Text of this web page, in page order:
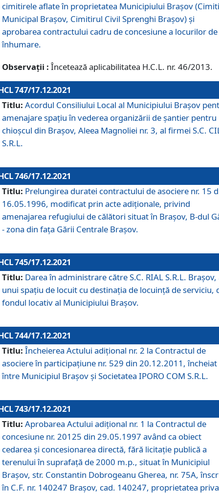
cimitirele aflate în proprietatea Municipiului Braşov
Municipal Braşov, Cimitirul Civil Sprenghi Braşov) şi
aprobarea contractului cadru de concesiune a locurilor de
înhumare.
Observații : Încetează aplicabilitatea H.C.L. nr. 46/2013.
747/17.12.2021
Titlu: Acordul Consiliului Local al Municipiului Braşov
amenajare spațiu în vederea organizării de șantier pentru
chioșcul din Brașov, Aleea Magnoliei nr. 3, al firmei S.C.
S.R.L.
746/17.12.2021
Titlu: Prelungirea duratei contractului de asociere nr. 15
16.05.1996, modificat prin acte adiționale, privind
amenajarea refugiului de călători situat în Brașov, B-dul
- zona din faţa Gării Centrale Brașov.
745/17.12.2021
Titlu: Darea în administrare către S.C. RIAL S.R.L. Brașov,
unui spațiu de locuit cu destinația de locuință de serviciu,
fondul locativ al Municipiului Brașov.
744/17.12.2021
Titlu: Încheierea Actului adițional nr. 2 la Contractul de
asociere în participațiune nr. 529 din 20.12.2011, încheiat
între Municipiul Brașov și Societatea IPORO COM S.R.L.
743/17.12.2021
Titlu: Aprobarea Actului adiţional nr. 1 la Contractul de
concesiune nr. 20125 din 29.05.1997 având ca obiect
cedarea și concesionarea directă, fără licitație publică a
terenului în suprafață de 2000 m.p., situat în Municipiul
Brașov, str. Constantin Dobrogeanu Gherea, nr. 75A,
în C.F. nr. 140247 Brașov, cad. 140247, proprietatea